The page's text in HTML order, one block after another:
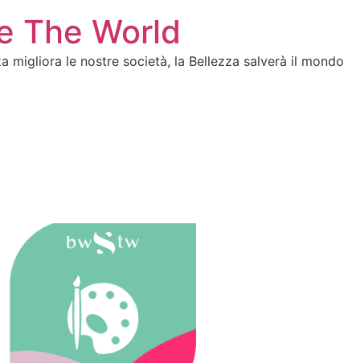
The World
migliora le nostre società, la Bellezza salverà il mondo